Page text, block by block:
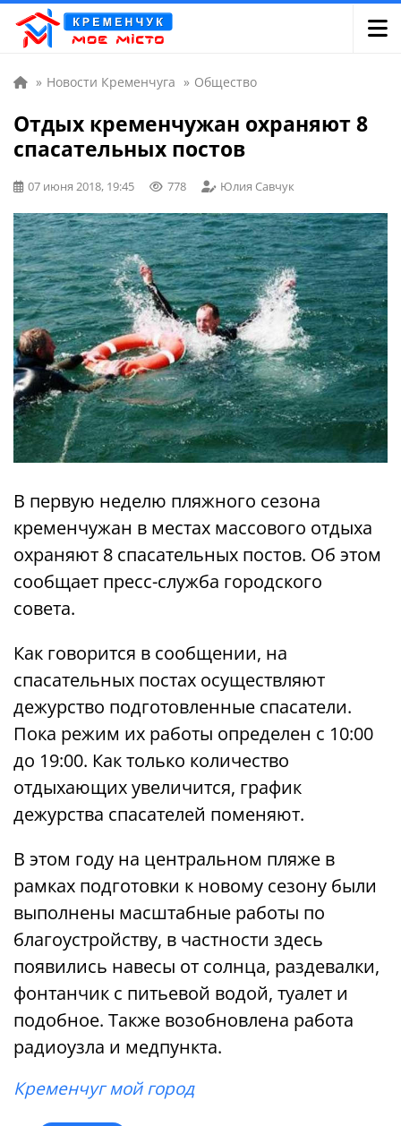
» Новости Кременчуга » Общество
Отдых кременчужан охраняют 8
спасательных постов
07 июня 2018, 19:45 778 Юлия Савчук
В первую неделю пляжного сезона
кременчужан в местах массового отдыха
охраняют 8 спасательных постов. Об этом
сообщает пресс-служба городского
совета.
Как говорится в сообщении, на
спасательных постах осуществляют
дежурство подготовленные спасатели.
Пока режим их работы определен с 10:00
до 19:00. Как только количество
отдыхающих увеличится, график
дежурства спасателей поменяют.
В этом году на центральном пляже в
рамках подготовки к новому сезону были
выполнены масштабные работы по
благоустройству, в частности здесь
появились навесы от солнца, раздевалки,
фонтанчик с питьевой водой, туалет и
подобное. Также возобновлена работа
радиоузла и медпункта.
Кременчуг мой город